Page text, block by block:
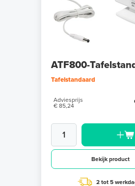
ATF800-
Tafelstandaard
Adviesprijs
€ 85,24
Bekijk product
2 tot 5